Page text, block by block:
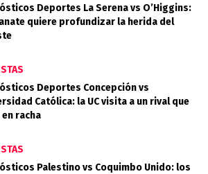
Deportes La Serena vs O’Higgins:
quiere profundizar la herida del
Deportes Concepción vs
Católica: la UC visita a un rival que
racha
Palestino vs Coquimbo Unido: los